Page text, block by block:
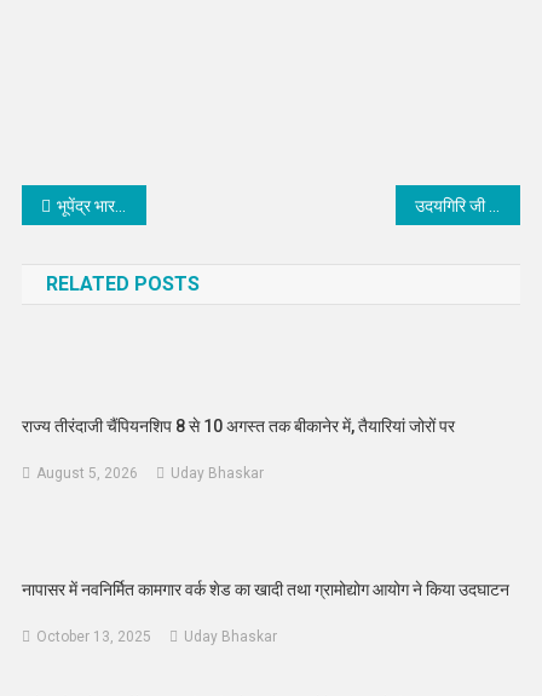
Post
भूपेंद्र भारद्वाज बने बीकानेर जिला उद्योग संघ के विद्युतीय सलाहकार
RELATED POSTS
राज्य तीरंदाजी चैंपियनशिप 8 से 10 अगस्त तक बीकानेर में, तैयारियां जोरों पर
August 5, 2026 Uday Bhaskar
नापासर में नवनिर्मित कामगार वर्क शेड का खादी तथा ग्रामोद्योग आयोग ने किया उदघाटन
October 13, 2025 Uday Bhaskar